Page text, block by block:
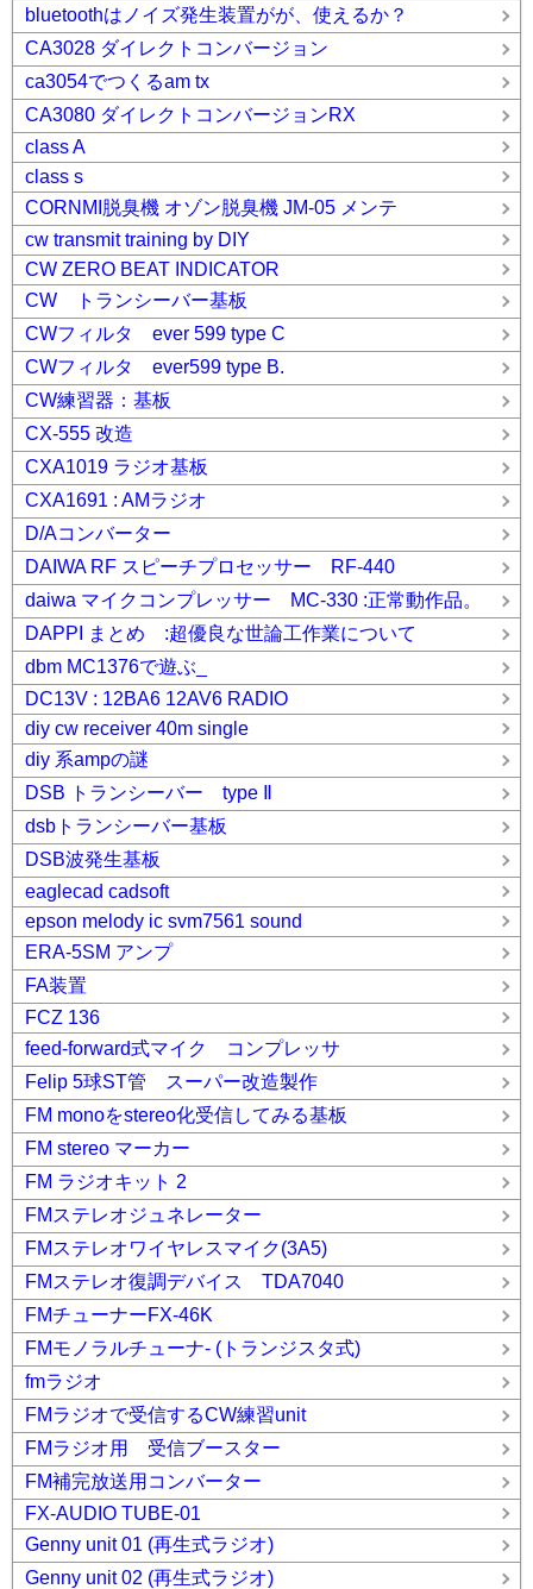
bluetoothはノイズ発生装置がが、使えるか？
CA3028 ダイレクトコンバージョン
ca3054でつくるam tx
CA3080 ダイレクトコンバージョンRX
class A
class s
CORNMI脱臭機 オゾン脱臭機 JM-05 メンテ
cw transmit training by DIY
CW ZERO BEAT INDICATOR
CW トランシーバー基板
CWフィルタ ever 599 type C
CWフィルタ ever599 type B.
CW練習器：基板
CX-555 改造
CXA1019 ラジオ基板
CXA1691 : AMラジオ
D/Aコンバーター
DAIWA RF スピーチプロセッサー RF-440
daiwa マイクコンプレッサー MC-330 :正常動作品。
DAPPI まとめ :超優良な世論工作業について
dbm MC1376で遊ぶ_
DC13V : 12BA6 12AV6 RADIO
diy cw receiver 40m single
diy 系ampの謎
DSB トランシーバー type Ⅱ
dsbトランシーバー基板
DSB波発生基板
eaglecad cadsoft
epson melody ic svm7561 sound
ERA-5SM アンプ
FA装置
FCZ 136
feed-forward式マイク コンプレッサ
Felip 5球ST管 スーパー改造製作
FM monoをstereo化受信してみる基板
FM stereo マーカー
FM ラジオキット 2
FMステレオジュネレーター
FMステレオワイヤレスマイク(3A5)
FMステレオ復調デバイス TDA7040
FMチューナーFX-46K
FMモノラルチューナ- (トランジスタ式)
fmラジオ
FMラジオで受信するCW練習unit
FMラジオ用 受信ブースター
FM補完放送用コンバーター
FX-AUDIO TUBE-01
Genny unit 01 (再生式ラジオ)
Genny unit 02 (再生式ラジオ)